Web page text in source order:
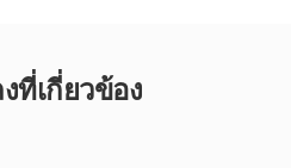
ที่เกี่ยวข้อง